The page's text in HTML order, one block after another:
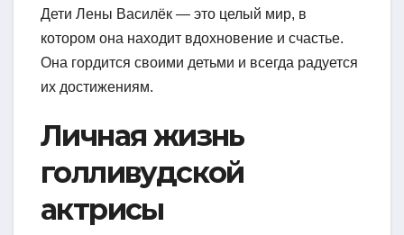
Дети Лены Василёк — это целый мир, в
котором она находит вдохновение и счастье.
Она гордится своими детьми и всегда радуется
их достижениям.
Личная жизнь
голливудской
актрисы